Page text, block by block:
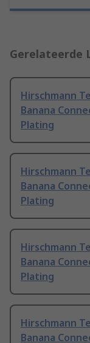
Gerelateerde
Hirschmann
Banana
Plating
Hirschmann
Banana
Plating
Hirschmann
Banana
Plating
Hirschmann
Banana